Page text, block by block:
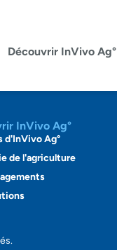
Découvrir InVivo Ag°
InVivo Ag°
d'InVivo Ag°
de l'agriculture